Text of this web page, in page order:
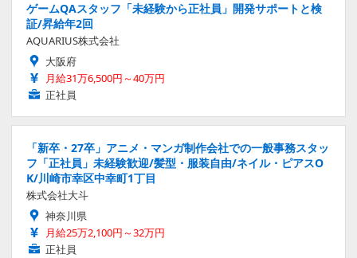
ゲームQAスタッフ「未経験から正社員」開発サポートと検
証/昇給年2回
AQUARIUS株式会社
大阪府
月給31万6,500円～40万円
正社員
「新卒・27卒」アニメ・マンガ制作会社での一般事務スタッ
フ「正社員」未経験歓迎/髪型・服装自由/ネイル・ピアスO
K/川崎市幸区中幸町1丁目
株式会社大斗
神奈川県
月給25万2,100円～32万円
正社員